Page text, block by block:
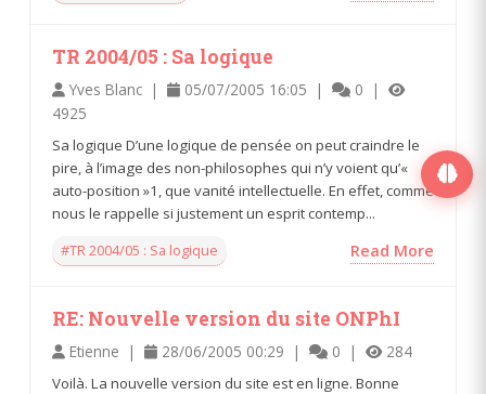
TR 2004/05 : Sa logique
Yves Blanc | 05/07/2005 16:05 |
0 |
4925
Sa logique D’une logique de pensée on peut craindre le
pire, à l’image des non-philosophes qui n’y voient qu’«
auto-position »1, que vanité intellectuelle. En effet, comme
nous le rappelle si justement un esprit contemp...
#TR 2004/05 : Sa logique
Read More
RE: Nouvelle version du site ONPhI
Etienne | 28/06/2005 00:29 | 0 | 284
Voilà. La nouvelle version du site est en ligne. Bonne